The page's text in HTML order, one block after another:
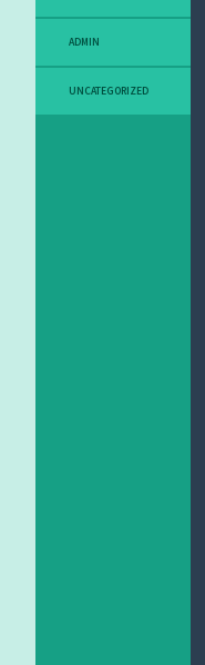
ADMIN
UNCATEGORIZED